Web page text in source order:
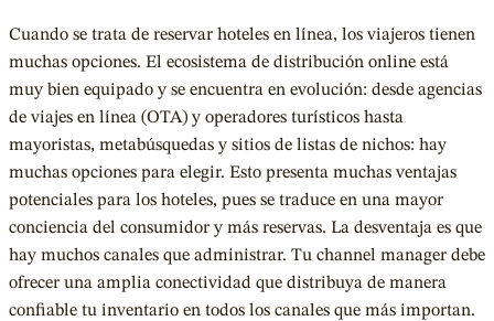
Cuando se trata de reservar hoteles en línea, los viajeros tienen
muchas opciones. El ecosistema de distribución online está
muy bien equipado y se encuentra en evolución: desde agencias
de viajes en línea (OTA) y operadores turísticos hasta
mayoristas, metabúsquedas y sitios de listas de nichos: hay
muchas opciones para elegir. Esto presenta muchas ventajas
potenciales para los hoteles, pues se traduce en una mayor
conciencia del consumidor y más reservas. La desventaja es que
hay muchos canales que administrar. Tu channel manager debe
ofrecer una amplia conectividad que distribuya de manera
confiable tu inventario en todos los canales que más importan.